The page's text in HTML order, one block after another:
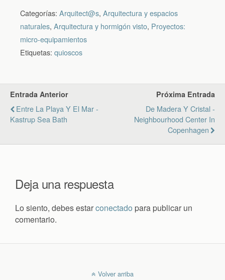
Categorías: Arquitect@s, Arquitectura y espacios
naturales, Arquitectura y hormigón visto, Proyectos:
micro-equipamientos
Etiquetas: quioscos
Entrada Anterior
Entre La Playa Y El Mar -
Kastrup Sea Bath
Próxima Entrada
De Madera Y Cristal -
Neighbourhood Center In
Copenhagen
Deja una respuesta
Lo siento, debes estarconectado para publicar un
comentario.
Volver arriba